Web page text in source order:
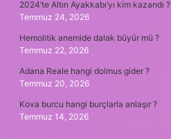
2024’te Altın Ayakkabı’yı kim kazandı ?
Temmuz 24, 2026
Hemolitik anemide dalak büyür mü ?
Temmuz 22, 2026
Adana Reale hangi dolmus gider ?
Temmuz 20, 2026
Kova burcu hangi burçlarla anlaşır ?
Temmuz 14, 2026